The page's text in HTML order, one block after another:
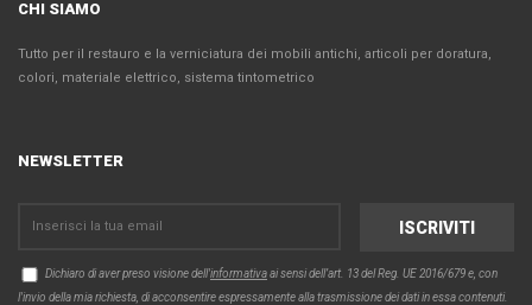
CHI SIAMO
Tutto per il restauro e la verniciatura dei mobili antichi, articoli per doratura,
colori, materiale elettrico, sistema tintometrico
NEWSLETTER
Dichiaro di aver preso visione dell'informativaai sensi dell’art. 13 del Reg. UE 2016/679 e, con
l'invio della mia richiesta, di acconsentire espressamente alla trasmissione dei dati in essa contenuti.